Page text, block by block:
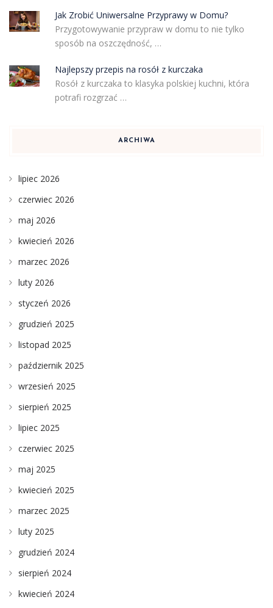
Jak Zrobić Uniwersalne Przyprawy w Domu?
Przygotowywanie przypraw w domu to nie tylko
sposób na oszczędność, …
Najlepszy przepis na rosół z kurczaka
Rosół z kurczaka to klasyka polskiej kuchni, która
potrafi rozgrzać …
ARCHIWA
lipiec 2026
czerwiec 2026
maj 2026
kwiecień 2026
marzec 2026
luty 2026
styczeń 2026
grudzień 2025
listopad 2025
październik 2025
wrzesień 2025
sierpień 2025
lipiec 2025
czerwiec 2025
maj 2025
kwiecień 2025
marzec 2025
luty 2025
grudzień 2024
sierpień 2024
kwiecień 2024